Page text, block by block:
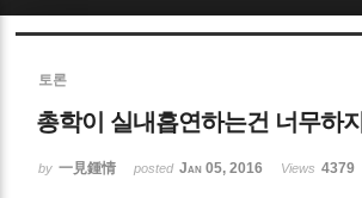
토론
총학이 실내흡연하는건 너무하
by 一見鍾情 posted Jan 05, 2016 Views 4379
Sketchbook5, 스케